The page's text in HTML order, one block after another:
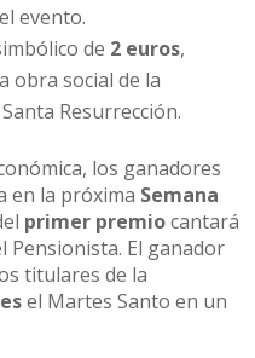
evento.
de 2 euros,
obra social de la
Resurrección.
los ganadores
en la próxima Semana
primer premiocantará
Pensionista. El ganador
titulares de la
el Martes Santo en un